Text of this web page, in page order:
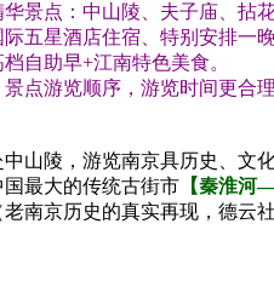
景点：中山陵、夫子庙、拈
五星酒店住宿、特别安排一
自助早+江南特色美食。
点游览顺序，游览时间更合理
山陵，游览南京具历史、文
最大的传统古街市 【秦淮河
老南京历史的真实再现，德云